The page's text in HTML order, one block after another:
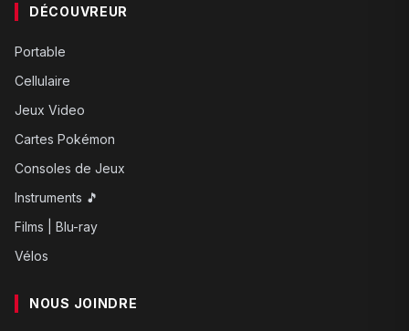
DÉCOUVREUR
Portable
Cellulaire
Jeux Video
Cartes Pokémon
Consoles de Jeux
Instruments 🎵
Films | Blu-ray
Vélos
NOUS JOINDRE